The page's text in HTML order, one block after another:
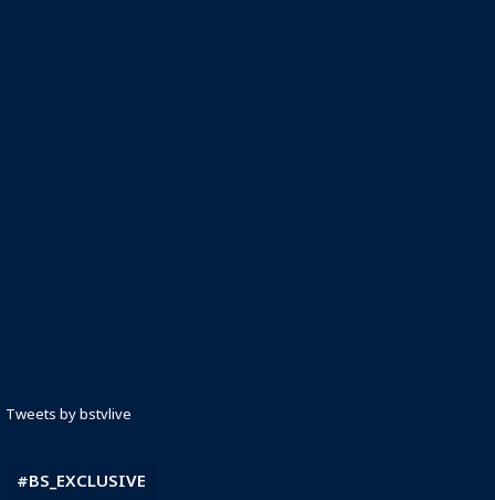
Tweets by bstvlive
#BS_EXCLUSIVE